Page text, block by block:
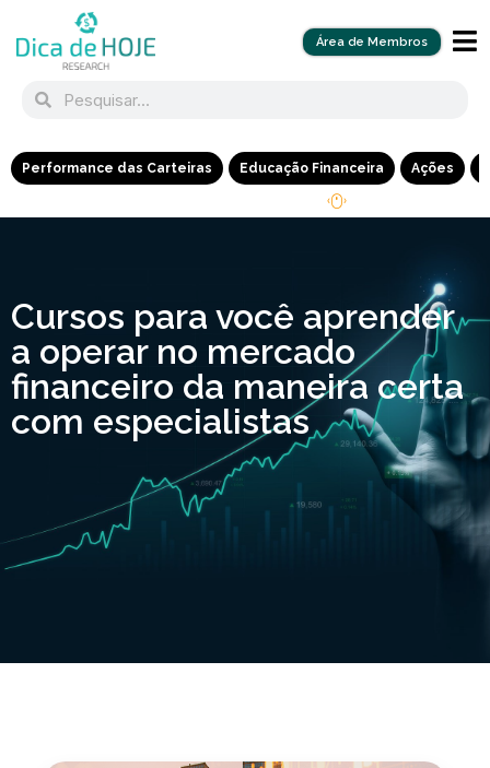
Área de Membros
Performance das Carteiras Educação Financeira Ações
Cursos para você aprender
a operar no mercado
financeiro da maneira certa
com especialistas